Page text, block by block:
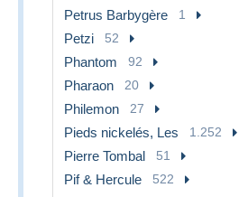
Petrus Barbygère 1
Petzi 52
Phantom 92
Pharaon 20
Philemon 27
Pieds nickelés, Les 1.252
Pierre Tombal 51
Pif & Hercule 522